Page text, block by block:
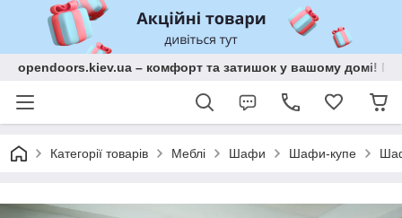
opendoors.kiev.ua – комфорт та затишок у вашому домі!
Категорії товарів Меблі Шафи Шафи-купе